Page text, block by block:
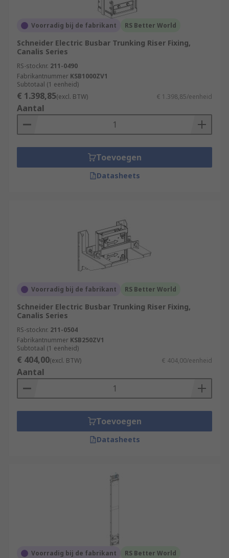
Voorradig bij de fabrikant RS Better World
Schneider Electric Busbar Trunking Riser Fixing,
Canalis Series
RS-stocknr. 211-0490
Fabrikantnummer KSB1000ZV1
Subtotaal (1 eenheid)
€ 1.398,85(excl. BTW) € 1.398,85/eenheid
Aantal
Toevoegen
Datasheets
Voorradig bij de fabrikant RS Better World
Schneider Electric Busbar Trunking Riser Fixing,
Canalis Series
RS-stocknr. 211-0504
Fabrikantnummer KSB250ZV1
Subtotaal (1 eenheid)
€ 404,00(excl. BTW) € 404,00/eenheid
Aantal
Toevoegen
Datasheets
Voorradig bij de fabrikant RS Better World